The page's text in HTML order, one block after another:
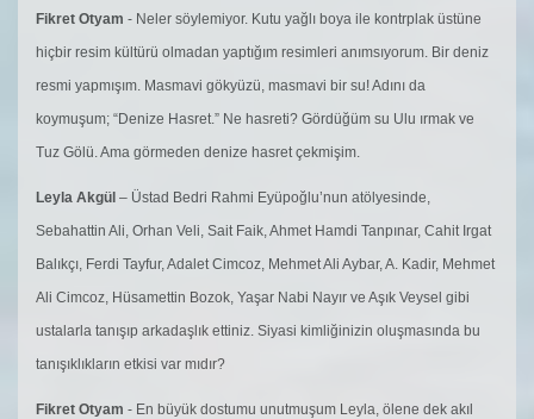
Fikret Otyam - Neler söylemiyor. Kutu yağlı boya ile kontrplak üstüne
hiçbir resim kültürü olmadan yaptığım resimleri anımsıyorum. Bir deniz
resmi yapmışım. Masmavi gökyüzü, masmavi bir su! Adını da
koymuşum; “Denize Hasret.” Ne hasreti? Gördüğüm su Ulu ırmak ve
Tuz Gölü. Ama görmeden denize hasret çekmişim.
Leyla Akgül – Üstad Bedri Rahmi Eyüpoğlu’nun atölyesinde,
Sebahattin Ali, Orhan Veli, Sait Faik, Ahmet Hamdi Tanpınar, Cahit Irgat
Balıkçı, Ferdi Tayfur, Adalet Cimcoz, Mehmet Ali Aybar, A. Kadir, Mehmet
Ali Cimcoz, Hüsamettin Bozok, Yaşar Nabi Nayır ve Aşık Veysel gibi
ustalarla tanışıp arkadaşlık ettiniz. Siyasi kimliğinizin oluşmasında bu
tanışıklıkların etkisi var mıdır?
Fikret Otyam - En büyük dostumu unutmuşum Leyla, ölene dek akıl